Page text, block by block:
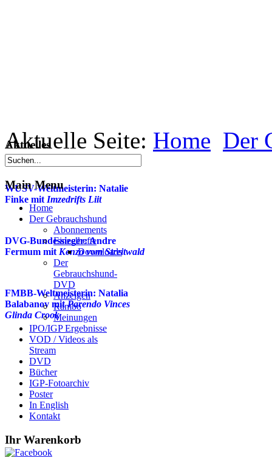
Aktuelles
WUSV-Weltmeisterin: Natalie
Finke mitImzedrifts Liit
DVG-Bundessieger: Andre
Fermum mitKenzo vom Streitwald
FMBB-Weltmeisterin: Natalia
Balabanov mitParendo Vinces
Glinda Crook
Aktuelle Seite: Home Der
Main Menu
Home
Der Gebrauchshund
Abonnements
Einzelhefte
Downloads
Der
Gebrauchshund-
DVD
Anzeigen
Rambo
Meinungen
IPO/IGP Ergebnisse
VOD / Videos als
Stream
DVD
Bücher
IGP-Fotoarchiv
Poster
In English
Kontakt
Ihr Warenkorb